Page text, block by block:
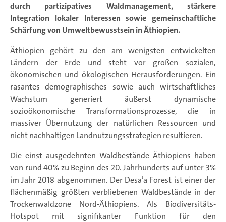
durch partizipatives Waldmanagement, stärkere
Integration lokaler Interessen sowie gemeinschaftliche
Schärfung von Umweltbewusstsein in Äthiopien.
Äthiopien gehört zu den am wenigsten entwickelten
Ländern der Erde und steht vor großen sozialen,
ökonomischen und ökologischen Herausforderungen. Ein
rasantes demographisches sowie auch wirtschaftliches
Wachstum generiert äußerst dynamische
sozioökonomische Transformationsprozesse, die in
massiver Übernutzung der natürlichen Ressourcen und
nicht nachhaltigen Landnutzungsstrategien resultieren.
Die einst ausgedehnten Waldbestände Äthiopiens haben
von rund 40% zu Beginn des 20. Jahrhunderts auf unter 3%
im Jahr 2018 abgenommen. Der Desa’a Forest ist einer der
flächenmäßig größten verbliebenen Waldbestände in der
Trockenwaldzone Nord-Äthiopiens. Als Biodiversitäts-
Hotspot mit signifikanter Funktion für den